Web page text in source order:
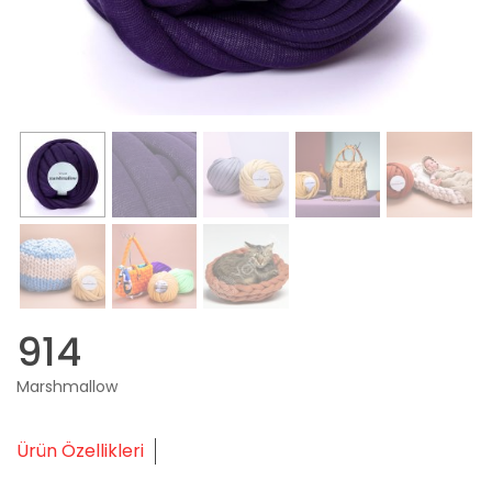
914
Marshmallow
Ürün Özellikleri